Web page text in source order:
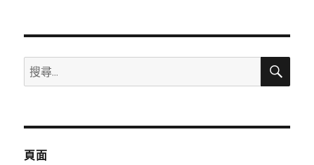
搜
尋
鍵
搜
頁面